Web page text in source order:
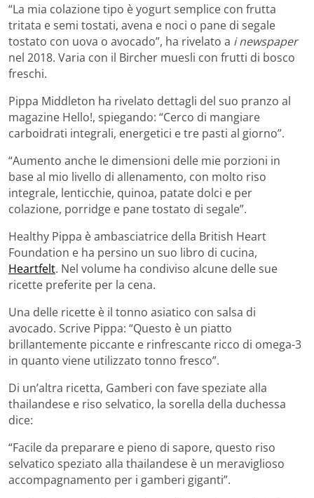
“La mia colazione tipo è yogurt semplice con frutta
tritata e semi tostati, avena e noci o pane di segale
tostato con uova o avocado”, ha rivelato a i newspaper
nel 2018. Varia con il Bircher muesli con frutti di bosco
freschi.
Pippa Middleton ha rivelato dettagli del suo pranzo al
magazine Hello!, spiegando: “Cerco di mangiare
carboidrati integrali, energetici e tre pasti al giorno”.
“Aumento anche le dimensioni delle mie porzioni in
base al mio livello di allenamento, con molto riso
integrale, lenticchie, quinoa, patate dolci e per
colazione, porridge e pane tostato di segale”.
Healthy Pippa è ambasciatrice della British Heart
Foundation e ha persino un suo libro di cucina,
Heartfelt. Nel volume ha condiviso alcune delle sue
ricette preferite per la cena.
Una delle ricette è il tonno asiatico con salsa di
avocado. Scrive Pippa: “Questo è un piatto
brillantemente piccante e rinfrescante ricco di omega-3
in quanto viene utilizzato tonno fresco”.
Di un’altra ricetta, Gamberi con fave speziate alla
thailandese e riso selvatico, la sorella della duchessa
dice:
“Facile da preparare e pieno di sapore, questo riso
selvatico speziato alla thailandese è un meraviglioso
accompagnamento per i gamberi giganti”.